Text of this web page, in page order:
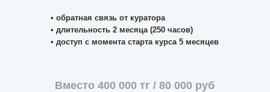
•⁠ ⁠обратная связь от куратора
•⁠ ⁠длительность 2 месяца (250 часов)
•⁠ ⁠доступ с момента старта курса 5 месяцев
Вместо 400 000 тг / 80 000 руб